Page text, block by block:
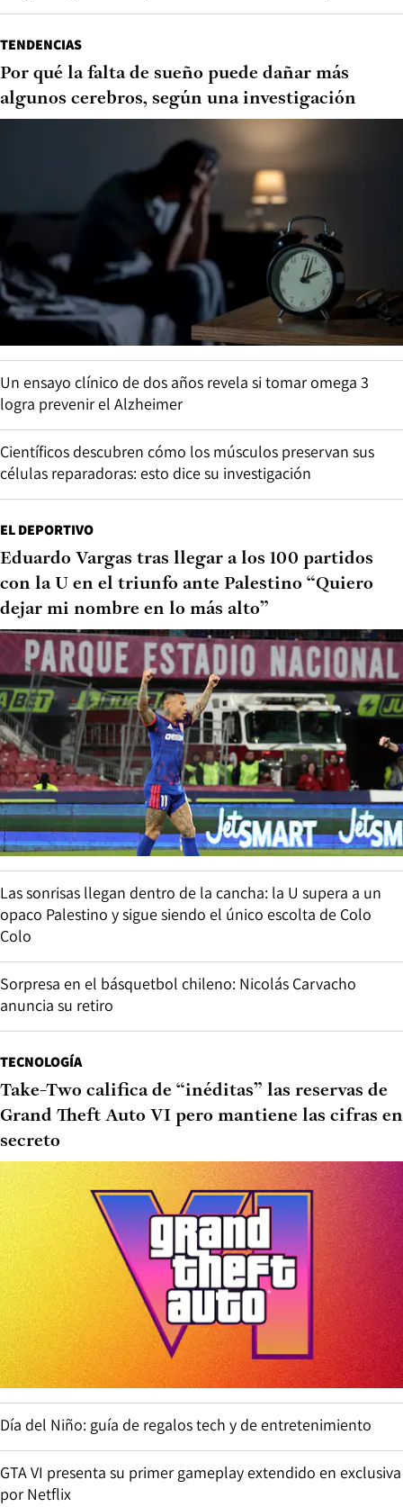
TENDENCIAS
Por qué la falta de sueño puede dañar más
algunos cerebros, según una investigación
Un ensayo clínico de dos años revela si tomar omega 3
logra prevenir el Alzheimer
Científicos descubren cómo los músculos preservan sus
células reparadoras: esto dice su investigación
EL DEPORTIVO
Eduardo Vargas tras llegar a los 100 partidos
con la U en el triunfo ante Palestino “Quiero
dejar mi nombre en lo más alto”
Las sonrisas llegan dentro de la cancha: la U supera a un
opaco Palestino y sigue siendo el único escolta de Colo
Colo
Sorpresa en el básquetbol chileno: Nicolás Carvacho
anuncia su retiro
TECNOLOGÍA
Take-Two califica de “inéditas” las reservas de
Grand Theft Auto VI pero mantiene las cifras en
secreto
Día del Niño: guía de regalos tech y de entretenimiento
GTA VI presenta su primer gameplay extendido en exclusiva
por Netflix